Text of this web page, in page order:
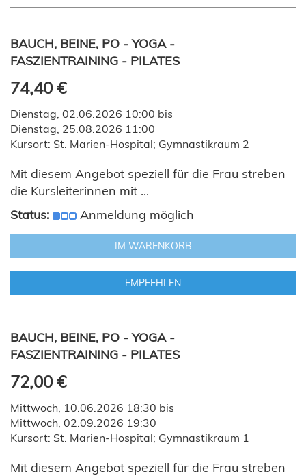
BAUCH, BEINE, PO - YOGA -
FASZIENTRAINING - PILATES
74,40 €
Dienstag, 02.06.2026 10:00 bis
Dienstag, 25.08.2026 11:00
Kursort: St. Marien-Hospital; Gymnastikraum 2
Mit diesem Angebot speziell für die Frau streben
die Kursleiterinnen mit ...
Status:
Anmeldung möglich
IM WARENKORB
EMPFEHLEN
BAUCH, BEINE, PO - YOGA -
FASZIENTRAINING - PILATES
72,00 €
Mittwoch, 10.06.2026 18:30 bis
Mittwoch, 02.09.2026 19:30
Kursort: St. Marien-Hospital; Gymnastikraum 1
Mit diesem Angebot speziell für die Frau streben